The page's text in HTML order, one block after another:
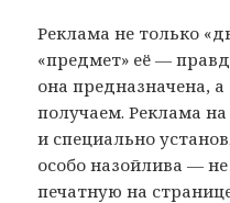
Реклама не только
«предмет» её —
она предназначена,
получаем. Реклама
и специально
особо назойлива —
печатную на